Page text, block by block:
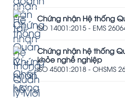
Chứng nhận Hệ thống
ISO 14001:2015 - EMS
Chứng nhận hệ thống
khỏe nghề nghiệp
ISO 45001:2018 - OHSMS